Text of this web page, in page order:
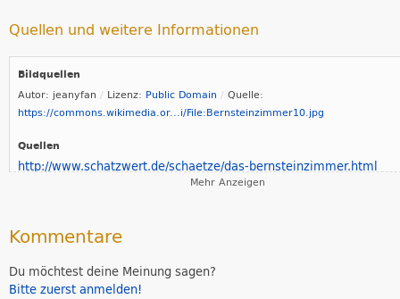
Quellen und weitere Informationen
Bildquellen
Autor: jeanyfan
Lizenz: Public Domain
Quelle:
https://commons.wikimedia.or...i/File:Bernsteinzimmer10.jpg
Quellen
http://www.schatzwert.de/schaetze/das-bernsteinzimmer.html
https://de.wikipedia.org/wiki/Bernsteinzimmer
Mehr Anzeigen
Kommentare
Du möchtest deine Meinung sagen?
Bitte zuerst anmelden!